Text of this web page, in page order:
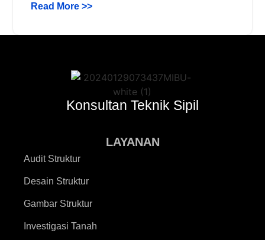
Read More >>
Konsultan Teknik Sipil
LAYANAN
Audit Struktur
Desain Struktur
Gambar Struktur
Investigasi Tanah